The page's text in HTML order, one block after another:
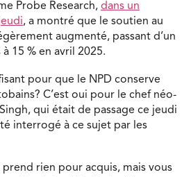
Probe Research, dans un
, a montré que le soutien au
augmenté, passant d’un
15 % en avril 2025.
pour que le NPD conserve
C’est oui pour le chef néo-
qui était de passage ce jeudi
interrogé à ce sujet par les
rien pour acquis, mais vous